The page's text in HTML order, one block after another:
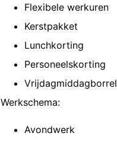
Flexibele werkuren
Kerstpakket
Lunchkorting
Personeelskorting
Vrijdagmiddagborrel
Werkschema:
Avondwerk